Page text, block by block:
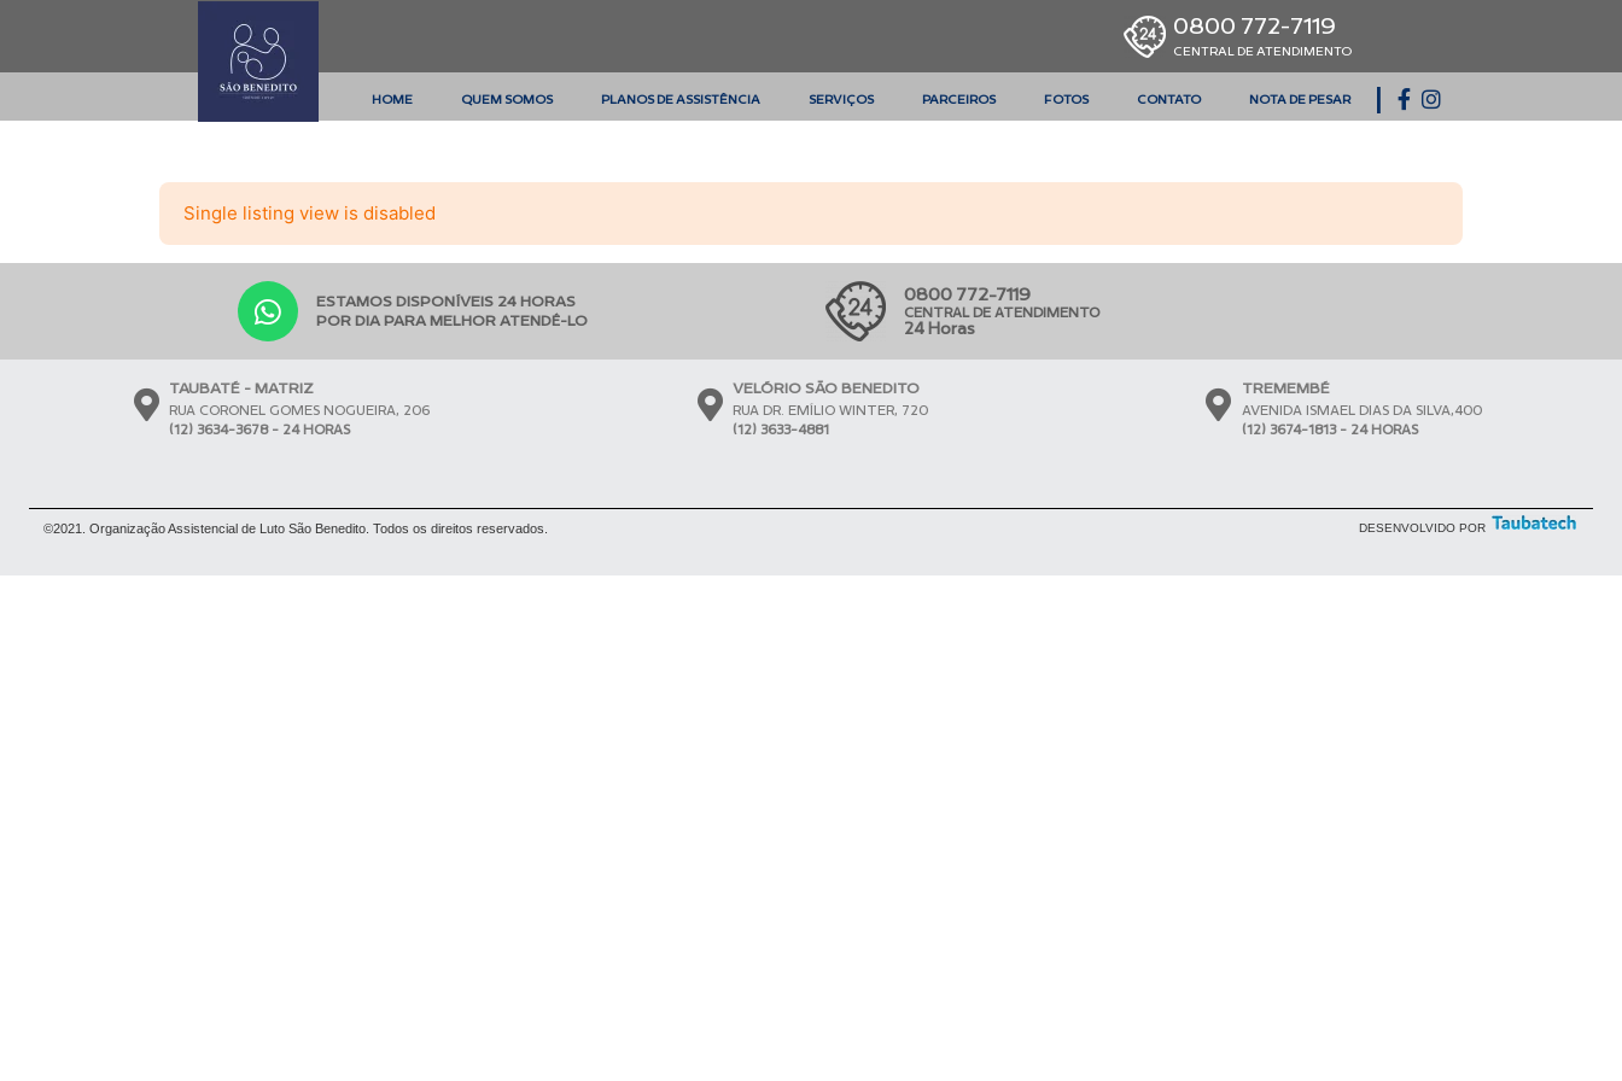
0800 772-7119
CENTRAL DE ATENDIMENTO
HOME QUEM SOMOS PLANOS DE ASSISTÊNCIA SERVIÇOS PARCEIROS FOTOS CONTATO NOTA DE PESAR |
Single listing view is disabled
ESTAMOS DISPONÍVEIS 24 HORAS
POR DIA PARA MELHOR ATENDÊ-LO
0800 772-7119
CENTRAL DE ATENDIMENTO
24 Horas
TAUBATÉ - MATRIZ
RUA CORONEL GOMES NOGUEIRA, 206
(12) 3634-3678 - 24 HORAS
VELÓRIO SÃO BENEDITO
RUA DR. EMÍLIO WINTER, 720
(12) 3633-4881
TREMEMBÉ
AVENIDA ISMAEL DIAS DA SILVA,400
(12) 3674-1813 - 24 HORAS
©2021. Organização Assistencial de Luto São Benedito. Todos os direitos reservados. DESENVOLVIDO POR